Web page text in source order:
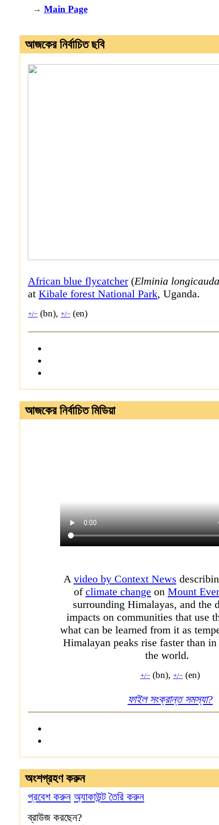
→ Main Page
আজকের নির্বাচিত ছবি
African blue flycatcher(Elminia longicauda
at Kibale forest National Park, Uganda.
+/− (bn), +/− (en)
আজকের নির্বাচিত মিডিয়া
A video by Context News
of climate change on Mount
surrounding Himalayas, and the
impacts on communities that use
what can be learned from it as
Himalayan peaks rise faster than
the world.
+/− (bn), +/− (en)
ফাইল সংক্রান্ত সমস্যা?
অংশগ্রহণ করুন
প্রবেশ করুন অ্যাকাউন্ট তৈরি করুন
ব্রাউজ করছেন?